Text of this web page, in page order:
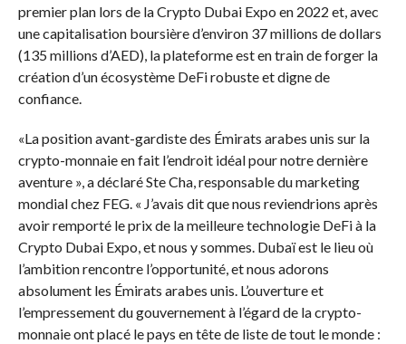
premier plan lors de la Crypto Dubai Expo en 2022 et, avec
une capitalisation boursière d’environ 37 millions de dollars
(135 millions d’AED), la plateforme est en train de forger la
création d’un écosystème DeFi robuste et digne de
confiance.
«La position avant-gardiste des Émirats arabes unis sur la
crypto-monnaie en fait l’endroit idéal pour notre dernière
aventure », a déclaré Ste Cha, responsable du marketing
mondial chez FEG. « J’avais dit que nous reviendrions après
avoir remporté le prix de la meilleure technologie DeFi à la
Crypto Dubai Expo, et nous y sommes. Dubaï est le lieu où
l’ambition rencontre l’opportunité, et nous adorons
absolument les Émirats arabes unis. L’ouverture et
l’empressement du gouvernement à l’égard de la crypto-
monnaie ont placé le pays en tête de liste de tout le monde :